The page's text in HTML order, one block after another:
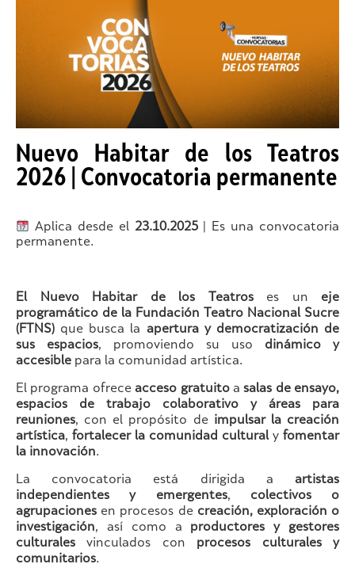
Nuevo Habitar de los Teatros
2026 | Convocatoria permanente
Aplica desde el 23.10.2025| Es una convocatoria
permanente.
El Nuevo Habitar de los Teatroses un eje
programático de la Fundación Teatro Nacional Sucre
(FTNS) que busca la apertura y democratización de
sus espacios, promoviendo su uso dinámico y
accesible para la comunidad artística.
El programa ofreceacceso gratuitoasalas de ensayo,
espacios de trabajo colaborativo y áreas para
reuniones, con el propósito de impulsar la creación
artística, fortalecer la comunidad culturaly fomentar
la innovación.
La convocatoria está dirigida a artistas
independientes y emergentes, colectivos o
agrupaciones en procesos de creación, exploración o
investigación, así como a productores y gestores
culturales vinculados con procesos culturales y
comunitarios.